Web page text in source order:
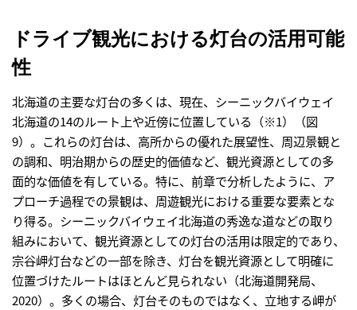
ドライブ観光における灯台の活用可能
性
北海道の主要な灯台の多くは、現在、シーニックバイウェイ
北海道の14のルート上や近傍に位置している（※1）（図
9）。これらの灯台は、高所からの優れた展望性、周辺景観と
の調和、明治期からの歴史的価値など、観光資源としての多
面的な価値を有している。特に、前章で分析したように、ア
プローチ過程での景観は、周遊観光における重要な要素とな
り得る。シーニックバイウェイ北海道の秀逸な道などの取り
組みにおいて、観光資源としての灯台の活用は限定的であり、
宗谷岬灯台などの一部を除き、灯台を観光資源として明確に
位置づけたルートはほとんど見られない（北海道開発局、
2020）。多くの場合、灯台そのものではなく、立地する岬が